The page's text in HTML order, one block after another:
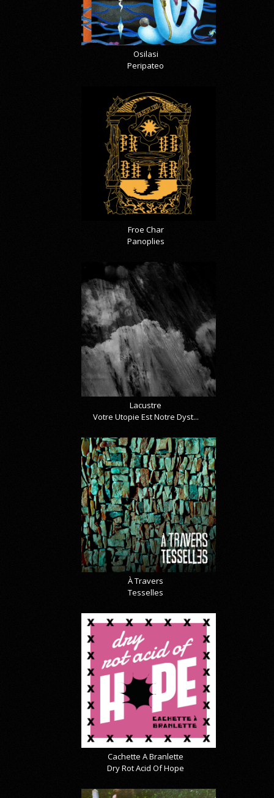
Osilasi
Peripateo
Froe Char
Panoplies
Lacustre
Votre Utopie Est Notre Dyst...
À Travers
Tesselles
Cachette A Branlette
Dry Rot Acid Of Hope